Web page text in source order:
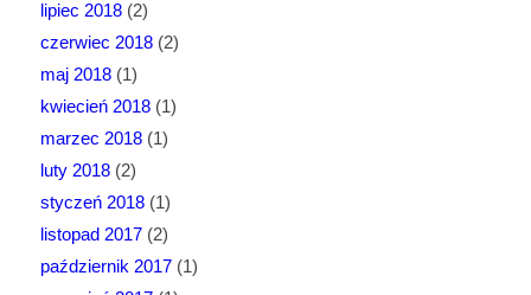
lipiec 2018(2)
czerwiec 2018(2)
maj 2018(1)
kwiecień 2018(1)
marzec 2018(1)
luty 2018(2)
styczeń 2018(1)
listopad 2017(2)
październik 2017(1)